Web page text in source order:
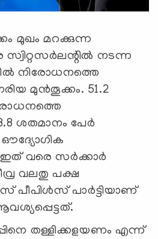
മുഖം മറക്കുന്ന
സ്വിറ്റസര്‍ലന്റില്‍ നടന്ന
നിരോധനത്തെ
മുന്‍തൂക്കം. 51.2
ശതമാനം പേര്‍
വരെ സര്‍ക്കാര്‍
തീവ്ര വലതു പക്ഷ
പീപിള്‍സ് പാര്‍ട്ടിയാണ്
തള്ളിക്കളയണം എന്ന്